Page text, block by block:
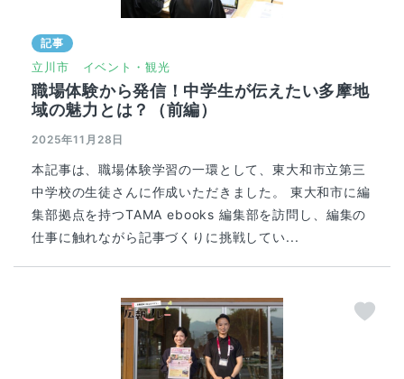
記事
立川市 イベント・観光
職場体験から発信！中学生が伝えたい多摩地
域の魅力とは？（前編）
2025年11月28日
本記事は、職場体験学習の一環として、東大和市立第三
中学校の生徒さんに作成いただきました。 東大和市に編
集部拠点を持つTAMA ebooks 編集部を訪問し、編集の
仕事に触れながら記事づくりに挑戦してい...